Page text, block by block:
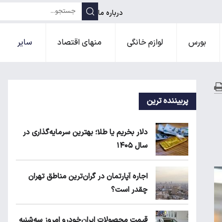
درباره ما
بورس لوازم خانگی منهای اقتصاد سایر
پربیننده ترین
دلار بخریم یا طلا؛ بهترین سرمایه‌گذاری در
سال ۱۴۰۵
اجاره آپارتمان در گران‌ترین مناطق تهران
چقدر است؟